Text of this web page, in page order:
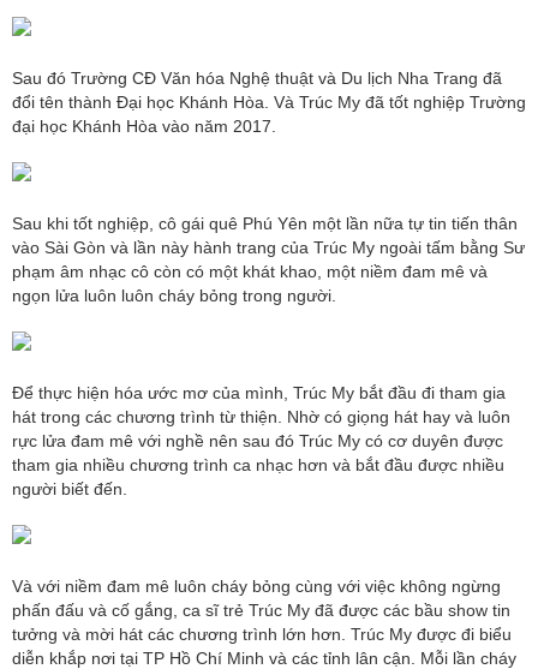
Sau đó Trường CĐ Văn hóa Nghệ thuật và Du lịch Nha Trang đã
đổi tên thành Đại học Khánh Hòa. Và Trúc My đã tốt nghiệp Trường
đại học Khánh Hòa vào năm 2017.
Sau khi tốt nghiệp, cô gái quê Phú Yên một lần nữa tự tin tiến thân
vào Sài Gòn và lần này hành trang của Trúc My ngoài tấm bằng Sư
phạm âm nhạc cô còn có một khát khao, một niềm đam mê và
ngọn lửa luôn luôn cháy bỏng trong người.
Để thực hiện hóa ước mơ của mình, Trúc My bắt đầu đi tham gia
hát trong các chương trình từ thiện. Nhờ có giọng hát hay và luôn
rực lửa đam mê với nghề nên sau đó Trúc My có cơ duyên được
tham gia nhiều chương trình ca nhạc hơn và bắt đầu được nhiều
người biết đến.
Và với niềm đam mê luôn cháy bỏng cùng với việc không ngừng
phấn đấu và cố gắng, ca sĩ trẻ Trúc My đã được các bầu show tin
tưởng và mời hát các chương trình lớn hơn. Trúc My được đi biểu
diễn khắp nơi tại TP Hồ Chí Minh và các tỉnh lân cận. Mỗi lần cháy